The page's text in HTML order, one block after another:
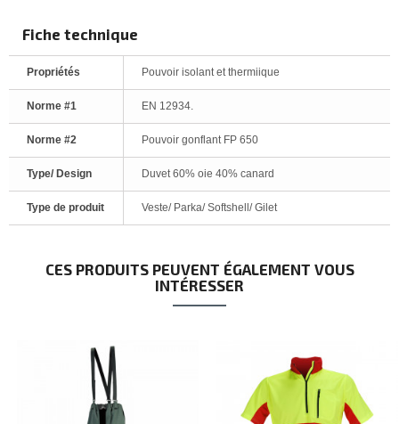
Fiche technique
Propriétés Pouvoir isolant et thermiique
Norme #1 EN 12934.
Norme #2 Pouvoir gonflant FP 650
Type/ Design Duvet 60% oie 40% canard
Type de produit Veste/ Parka/ Softshell/ Gilet
CES PRODUITS PEUVENT ÉGALEMENT VOUS
INTÉRESSER